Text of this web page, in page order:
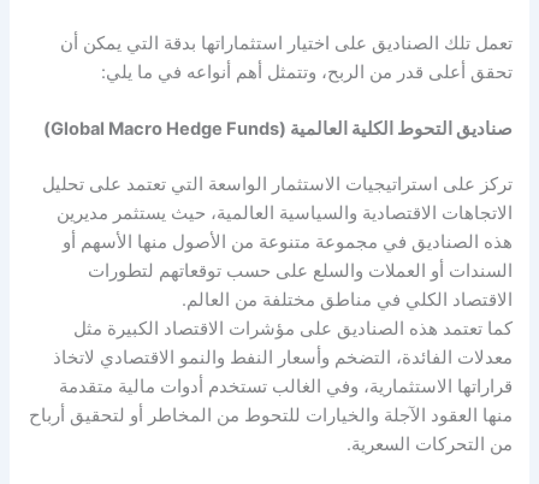
تعمل تلك الصناديق على اختيار استثماراتها بدقة التي يمكن أن
تحقق أعلى قدر من الربح، وتتمثل أهم أنواعه في ما يلي:
صناديق التحوط الكلية العالمية (Global Macro Hedge Funds)
تركز على استراتيجيات الاستثمار الواسعة التي تعتمد على تحليل
الاتجاهات الاقتصادية والسياسية العالمية، حيث يستثمر مديرين
هذه الصناديق في مجموعة متنوعة من الأصول منها الأسهم أو
السندات أو العملات والسلع على حسب توقعاتهم لتطورات
الاقتصاد الكلي في مناطق مختلفة من العالم.
كما تعتمد هذه الصناديق على مؤشرات الاقتصاد الكبيرة مثل
معدلات الفائدة، التضخم وأسعار النفط والنمو الاقتصادي لاتخاذ
قراراتها الاستثمارية، وفي الغالب تستخدم أدوات مالية متقدمة
منها العقود الآجلة والخيارات للتحوط من المخاطر أو لتحقيق أرباح
من التحركات السعرية.